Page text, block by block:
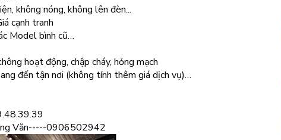
không nóng, không lên đèn...
cạnh tranh
Model bình cũ…
hoạt động, chập cháy, hỏng mạch
đến tận nơi (không tính thêm giá dịch vụ)…
Văn-----0906502942